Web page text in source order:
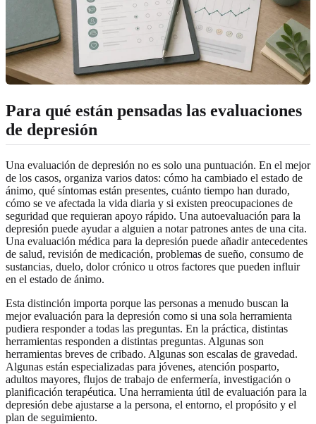
Para qué están pensadas las evaluaciones
de depresión
Una evaluación de depresión no es solo una puntuación. En el mejor
de los casos, organiza varios datos: cómo ha cambiado el estado de
ánimo, qué síntomas están presentes, cuánto tiempo han durado,
cómo se ve afectada la vida diaria y si existen preocupaciones de
seguridad que requieran apoyo rápido. Una autoevaluación para la
depresión puede ayudar a alguien a notar patrones antes de una cita.
Una evaluación médica para la depresión puede añadir antecedentes
de salud, revisión de medicación, problemas de sueño, consumo de
sustancias, duelo, dolor crónico u otros factores que pueden influir
en el estado de ánimo.
Esta distinción importa porque las personas a menudo buscan la
mejor evaluación para la depresión como si una sola herramienta
pudiera responder a todas las preguntas. En la práctica, distintas
herramientas responden a distintas preguntas. Algunas son
herramientas breves de cribado. Algunas son escalas de gravedad.
Algunas están especializadas para jóvenes, atención posparto,
adultos mayores, flujos de trabajo de enfermería, investigación o
planificación terapéutica. Una herramienta útil de evaluación para la
depresión debe ajustarse a la persona, el entorno, el propósito y el
plan de seguimiento.